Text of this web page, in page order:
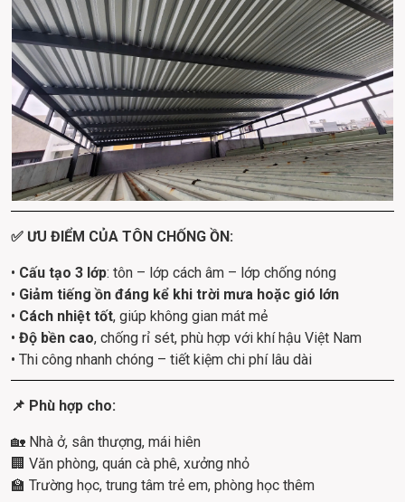
✅ ƯU ĐIỂM CỦA TÔN CHỐNG ỒN:
• Cấu tạo 3 lớp: tôn – lớp cách âm – lớp chống nóng
• Giảm tiếng ồn đáng kể khi trời mưa hoặc gió lớn
• Cách nhiệt tốt, giúp không gian mát mẻ
• Độ bền cao, chống rỉ sét, phù hợp với khí hậu Việt Nam
• Thi công nhanh chóng – tiết kiệm chi phí lâu dài
📌 Phù hợp cho:
🏡 Nhà ở, sân thượng, mái hiên
🏢 Văn phòng, quán cà phê, xưởng nhỏ
🏫 Trường học, trung tâm trẻ em, phòng học thêm